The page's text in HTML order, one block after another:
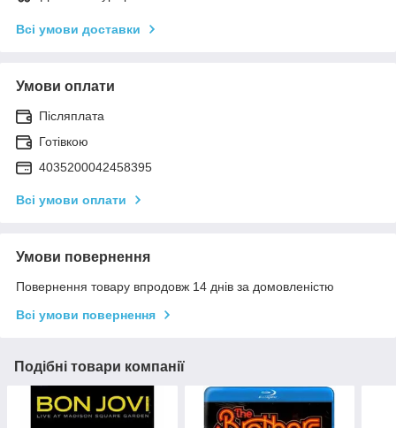
Всі умови доставки
Умови оплати
Післяплата
Готівкою
4035200042458395
Всі умови оплати
Умови повернення
Повернення товару впродовж 14 днів за домовленістю
Всі умови повернення
Подібні товари компанії